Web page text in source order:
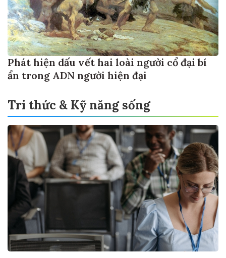
Phát hiện dấu vết hai loài người cổ đại bí
ẩn trong ADN người hiện đại
Tri thức & Kỹ năng sống